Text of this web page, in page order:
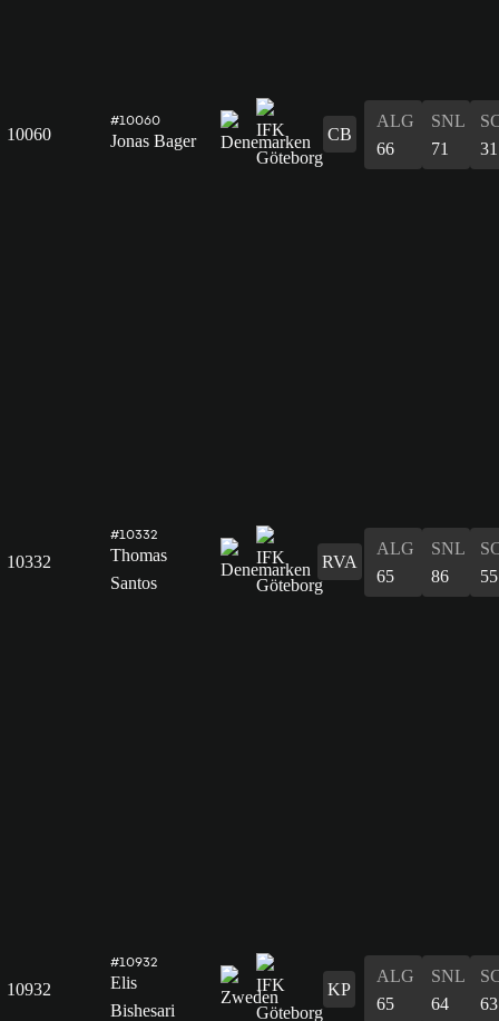
10060
#10060
Jonas Bager CB
ALG
66
SNL
71
31
10332
#10332
Thomas
Santos
RVA
ALG
65
SNL
86
55
10932
#10932
Elis
Bishesari
KP
ALG
65
SNL
64
63